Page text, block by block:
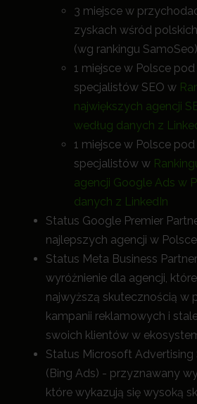
3 miejsce w
zyskach wśród
(wg rankingu SamoSeo)
1 miejsce w Polsce
specjalistów SEO w
największych agencji
według danych z
1 miejsce w Polsce
specjalistów w
agencji Google Ads w
danych z LinkedIn
Status Google Premier
najlepszych agencji w
Status Meta Business
wyróżnienie dla agencji,
najwyższą skutecznością w
kampanii reklamowych i
swoich klientów w
Status Microsoft Advertising
(Bing Ads) - przyznawany
które wykazują się wysoką